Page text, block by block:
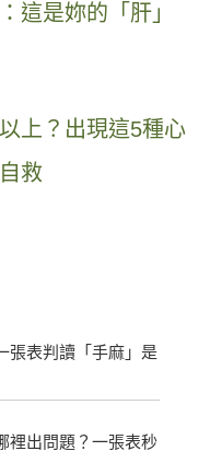
這是妳的「肝」
上？出現這5種心
救
張表判讀「手麻」是
裡出問題？一張表秒